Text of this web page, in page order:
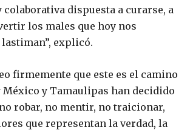
dispuesta a curarse, a
los males que hoy nos
explicó.
firmemente que este es el camino
México y Tamaulipas han decidido
robar, no mentir, no traicionar,
que representan la verdad, la